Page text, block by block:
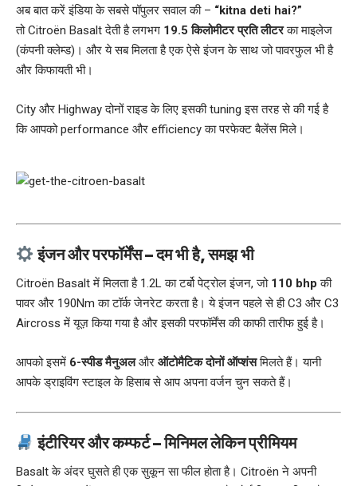
अब बात करें इंडिया के सबसे पॉपुलर सवाल की – “kitna deti hai?”
तो Citroën Basalt देती है लगभग 19.5 किलोमीटर प्रति लीटरका माइलेज
(कंपनी क्लेम्ड)। और ये सब मिलता है एक ऐसे इंजन के साथ जो पावरफुल भी है
और किफायती भी।
City और Highway दोनों राइड के लिए इसकी tuning इस तरह से की गई है
कि आपको performance और efficiency का परफेक्ट बैलेंस मिले।
इंजन और परफॉर्मेंस – दम भी है, समझ भी
Citroën Basalt में मिलता है 1.2L का टर्बो पेट्रोल इंजन, जो 110 bhp की
पावर और 190Nm का टॉर्क जेनरेट करता है। ये इंजन पहले से ही C3 और C3
Aircross में यूज़ किया गया है और इसकी परफॉर्मेंस की काफी तारीफ हुई है।
आपको इसमें 6-स्पीड मैनुअलऔर ऑटोमैटिक दोनों ऑप्शंसमिलते हैं। यानी
आपके ड्राइविंग स्टाइल के हिसाब से आप अपना वर्जन चुन सकते हैं।
इंटीरियर और कम्फर्ट – मिनिमल लेकिन प्रीमियम
Basalt के अंदर घुसते ही एक सुकून सा फील होता है। Citroën ने अपनी